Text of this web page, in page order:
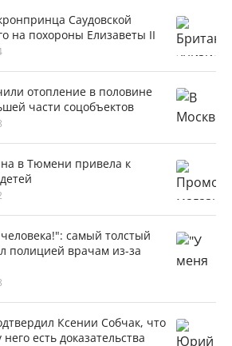
Саудовской
на похороны Елизаветы II
отопление в половине
части соцобъектов
в Тюмени привела к
cамый толстый
полицией врачам из-за
Ксении Собчак, что
есть доказательства